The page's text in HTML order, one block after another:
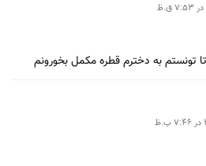
تونستم به دخترم قطره مکمل بخورونم